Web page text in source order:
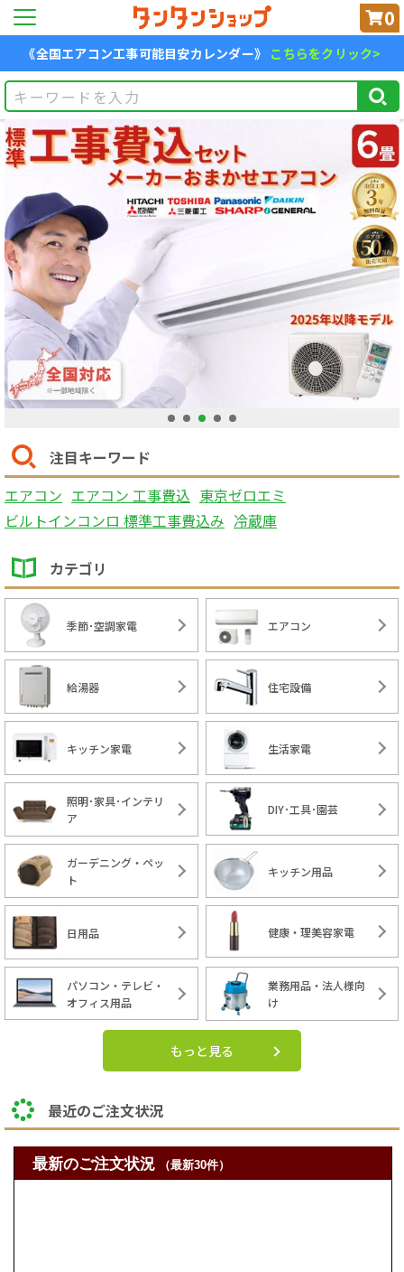
0
《全国エアコン工事可能目安カレンダー》 こちらをクリック>
1 2 3 4 5
注目キーワード
エアコン エアコン 工事費込 東京ゼロエミ
ビルトインコンロ 標準工事費込み 冷蔵庫
カテゴリ
季節･空調家電 エアコン
給湯器 住宅設備
キッチン家電 生活家電
照明･家具･インテリ
ア
DIY･工具･園芸
ガーデニング・ペッ
ト
キッチン用品
日用品 健康・理美容家電
パソコン・テレビ・
オフィス用品
業務用品・法人様向
け
もっと見る
最近のご注文状況